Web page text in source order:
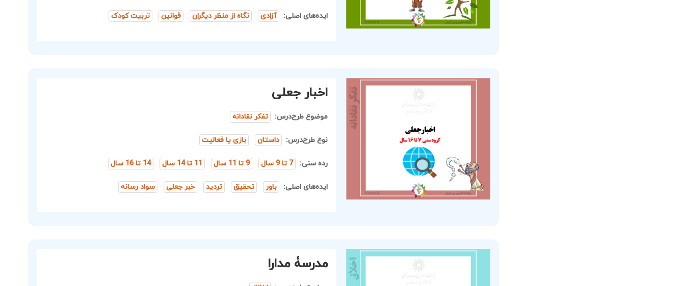
ایده‌های اصلی: آزادی نگاه از منظر دیگران قوانین تربیت کودک
اخبار جعلی
موضوع طرح‌درس: تفکر نقادانه
نوع طرح‌درس: داستان بازی یا فعالیت
رده سنی: 7 تا 9 سال 9 تا 11 سال 11 تا 14 سال 14 تا 16 سال
ایده‌های اصلی: باور تحقیق تردید خبر جعلی سواد رسانه
مدرسۀ مدارا